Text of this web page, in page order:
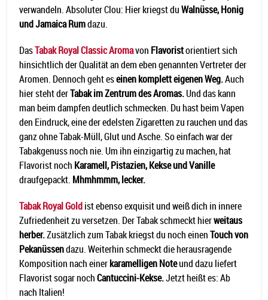
verwandeln. Absoluter Clou: Hier kriegst duWalnüsse, Honig
und Jamaica Rumdazu.
DasTabak Royal Classic Aromavon Flavoristorientiert sich
hinsichtlich der Qualität an dem eben genannten Vertreter der
Aromen. Dennoch geht eseinen komplett eigenen Weg.Auch
hier steht derTabak im Zentrum des Aromas.Und das kann
man beim dampfen deutlich schmecken. Du hast beim Vapen
den Eindruck, eine der edelsten Zigaretten zu rauchen und das
ganz ohne Tabak-Müll, Glut und Asche. So einfach war der
Tabakgenuss noch nie. Um ihn einzigartig zu machen, hat
Flavorist noch Karamell, Pistazien, Kekse und Vanille
draufgepackt. Mhmhmmm, lecker.
Tabak Royal Goldist ebenso exquisit und weiß dich in innere
Zufriedenheit zu versetzen. Der Tabak schmeckt hierweitaus
herber.Zusätzlich zum Tabak kriegst du noch einenTouch von
Pekanüssendazu. Weiterhin schmeckt die herausragende
Komposition nach einerkaramelligen Noteund dazu liefert
Flavorist sogar nochCantuccini-Kekse.Jetzt heißt es: Ab
nach Italien!